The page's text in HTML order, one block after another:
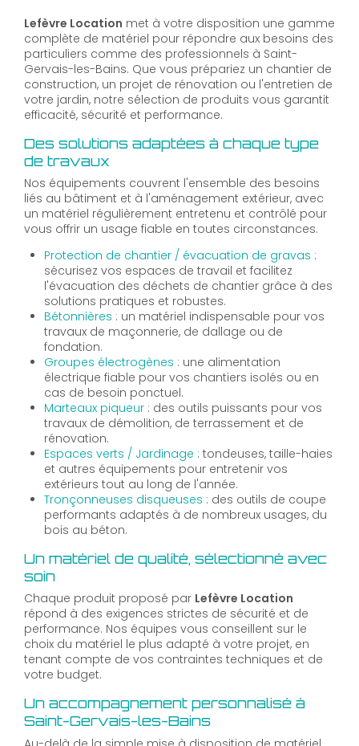
Lefèvre Location met à votre disposition une gamme
complète de matériel pour répondre aux besoins des
particuliers comme des professionnels à Saint-
Gervais-les-Bains. Que vous prépariez un chantier de
construction, un projet de rénovation ou l'entretien de
votre jardin, notre sélection de produits vous garantit
efficacité, sécurité et performance.
Des solutions adaptées à chaque type
de travaux
Nos équipements couvrent l'ensemble des besoins
liés au bâtiment et à l'aménagement extérieur, avec
un matériel régulièrement entretenu et contrôlé pour
vous offrir un usage fiable en toutes circonstances.
Protection de chantier / évacuation de gravas :
sécurisez vos espaces de travail et facilitez
l'évacuation des déchets de chantier grâce à des
solutions pratiques et robustes.
Bétonnières : un matériel indispensable pour vos
travaux de maçonnerie, de dallage ou de
fondation.
Groupes électrogènes : une alimentation
électrique fiable pour vos chantiers isolés ou en
cas de besoin ponctuel.
Marteaux piqueur : des outils puissants pour vos
travaux de démolition, de terrassement et de
rénovation.
Espaces verts / Jardinage : tondeuses, taille-haies
et autres équipements pour entretenir vos
extérieurs tout au long de l'année.
Tronçonneuses disqueuses : des outils de coupe
performants adaptés à de nombreux usages, du
bois au béton.
Un matériel de qualité, sélectionné avec
soin
Chaque produit proposé par Lefèvre Location
répond à des exigences strictes de sécurité et de
performance. Nos équipes vous conseillent sur le
choix du matériel le plus adapté à votre projet, en
tenant compte de vos contraintes techniques et de
votre budget.
Un accompagnement personnalisé à
Saint-Gervais-les-Bains